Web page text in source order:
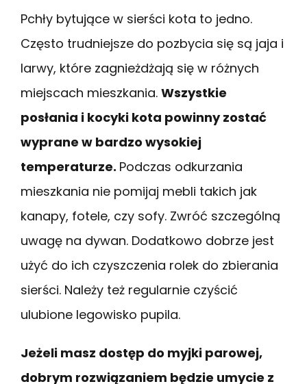
Pchły bytujące w sierści kota to jedno.
Często trudniejsze do pozbycia się są jaja i
larwy, które zagnieżdżają się w różnych
miejscach mieszkania. Wszystkie
posłania i kocyki kota powinny zostać
wyprane w bardzo wysokiej
temperaturze. Podczas odkurzania
mieszkania nie pomijaj mebli takich jak
kanapy, fotele, czy sofy. Zwróć szczególną
uwagę na dywan. Dodatkowo dobrze jest
użyć do ich czyszczenia rolek do zbierania
sierści. Należy też regularnie czyścić
ulubione legowisko pupila.
Jeżeli masz dostęp do myjki parowej,
dobrym rozwiązaniem będzie umycie z